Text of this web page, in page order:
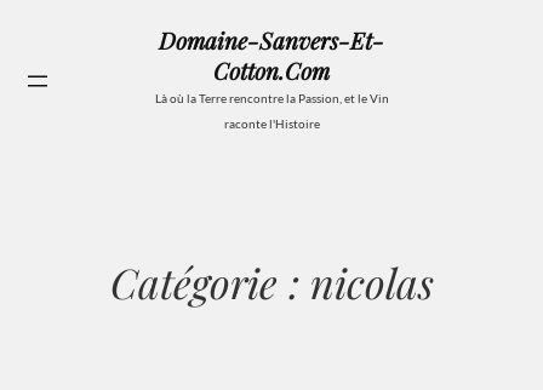
contenu
Domaine-Sanvers-Et-
Cotton.com
Là où la Terre rencontre la Passion, et le Vin
raconte l'Histoire
Catégorie : nicolas